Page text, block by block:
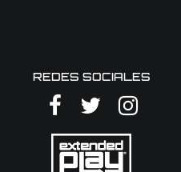
REDES SOCIALES